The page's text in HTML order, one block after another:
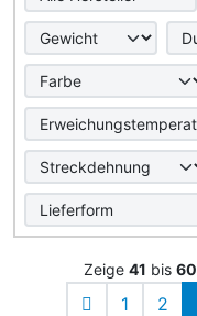
Zeige 41 bis 60
1 2